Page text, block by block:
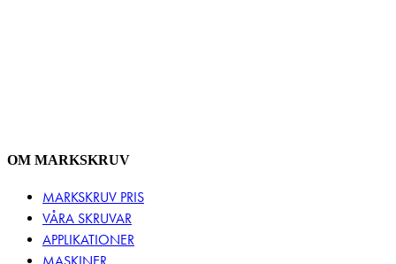
OM MARKSKRUV
MARKSKRUV PRIS
VÅRA SKRUVAR
APPLIKATIONER